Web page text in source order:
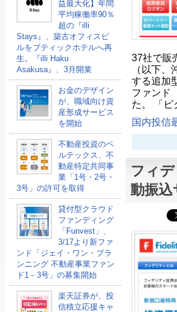
益最大化】年間
平均稼働率90％
超の『illi
Stays』、築古オフィスビ
ルをブティックホテルへ再
生。『illi Haku
Asakusa』、3月開業
お金のデザイン
が、職域向け資
産形成サービス
を開始
不動産投資のベ
ルテックス、不
動産特定共同事
業「1号・2号・
3号」の許可を取得
貸付型クラウド
ファンディング
「Funvest」、
3/17より新ファ
ンド「ジェイ・ワン・プラ
ンニング 不動産事業ファン
ド1－3号」の募集開始
楽天証券が、投
信積立応援キャ
37社で販
（以下
する追加
ファンド
た。 「
国内投信
フィ
動振